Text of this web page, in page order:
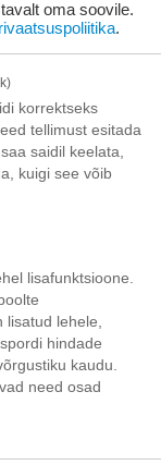
üle
oma soovile.
.
korrektseks
tellimust esitada
saidil keelata,
kuigi see võib
lisafunktsioone.
lehele,
hindade
kaudu.
need osad